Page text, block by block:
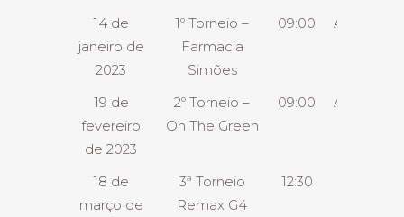
14 de
janeiro de
2023
1º Torneio –
Farmacia
Simões
09:00 Almoço
19 de
fevereiro
de 2023
2º Torneio –
On The Green
09:00 Almoço
18 de
março de
3ª Torneio
Remax G4
12:30